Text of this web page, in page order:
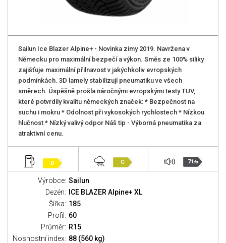
Sailun Ice Blazer Alpine+ - Novinka zimy 2019. Navržena v
Německu pro maximální­ bezpečí a výkon. Směs ze 100% siliky
zajišťuje maximální přilnavost v jakýchkoliv evropských
podmínkách. 3D lamely stabilizují­ pneumatiku ve všech
směrech. Úspěšně prošla náročnými evropskými testy TUV,
které potvrdily kvalitu německých značek: * Bezpečnost na
suchu i mokru * Odolnost při vykosokých rychlostech * Nízkou
hlučnost * Nízký valivý odpor Náš tip - Výborná pneumatika za
atraktivní cenu.
D C 71dB
Výrobce: Sailun
Dezén:
ICE BLAZER Alpine+ XL
Šířka: 185
Profil: 60
Průměr: R15
Nosnostní index: 88 (560 kg)